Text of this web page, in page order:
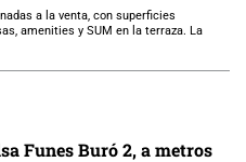
a la venta, con superficies
amenities y SUM en la terraza. La
Funes Buró 2, a metros